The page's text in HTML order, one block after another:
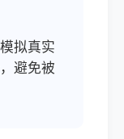
拟真实
避免被